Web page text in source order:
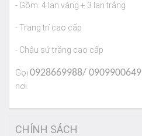
- Gồm: 4 lan vàng + 3 lan trắng
- Trang trí cao cấp
- Chậu sứ trắng cao cấp
Gọi 0928669988/ 0909900649
nơi.
CHÍNH SÁCH